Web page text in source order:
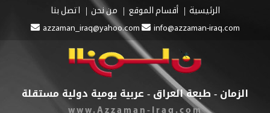
الرئيسية أقسام الموقع من نحن
اتصل بنا
azzaman_iraq@yahoo.com
info@azzaman-iraq.com
الزمان - طبعة العراق - عربية يومية دولية مستقلة
www.Azzaman-Iraq.com